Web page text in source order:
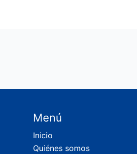
Menú
Inicio
Quiénes somos